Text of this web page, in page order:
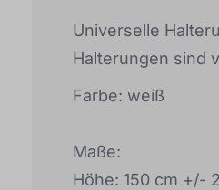
Universelle
Halterungen sind
Farbe: weiß
Maße:
Höhe: 150 cm +/-